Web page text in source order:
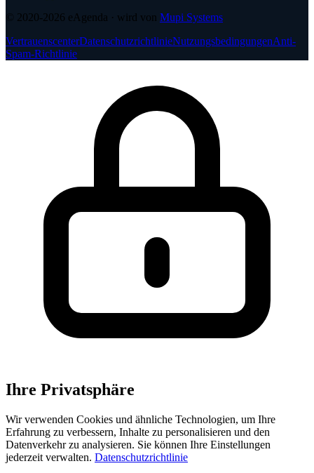
© 2020-2026 eAgenda · wird von Mupi Systems
VertrauenscenterDatenschutzrichtlinieNutzungsbedingungenAnti-
Spam-Richtlinie
Ihre Privatsphäre
Wir verwenden Cookies und ähnliche Technologien, um Ihre
Erfahrung zu verbessern, Inhalte zu personalisieren und den
Datenverkehr zu analysieren. Sie können Ihre Einstellungen
jederzeit verwalten. Datenschutzrichtlinie